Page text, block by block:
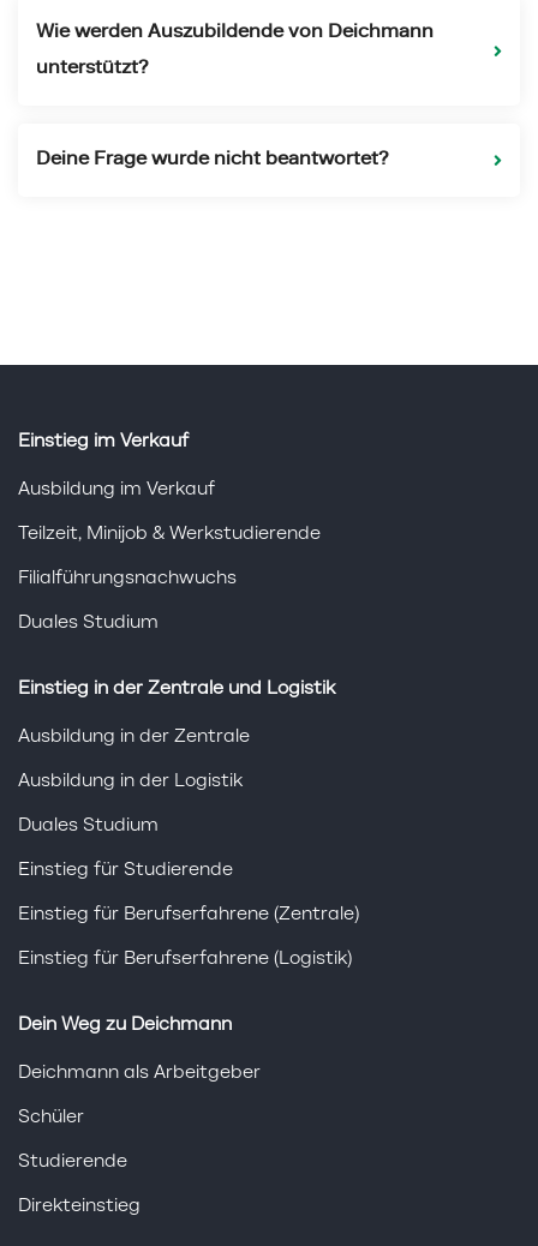
Wie werden Auszubildende von Deichmann
unterstützt?
Deine Frage wurde nicht beantwortet?
Einstieg im Verkauf
Ausbildung im Verkauf
Teilzeit, Minijob & Werkstudierende
Filialführungsnachwuchs
Duales Studium
Einstieg in der Zentrale und Logistik
Ausbildung in der Zentrale
Ausbildung in der Logistik
Duales Studium
Einstieg für Studierende
Einstieg für Berufserfahrene (Zentrale)
Einstieg für Berufserfahrene (Logistik)
Dein Weg zu Deichmann
Deichmann als Arbeitgeber
Schüler
Studierende
Direkteinstieg